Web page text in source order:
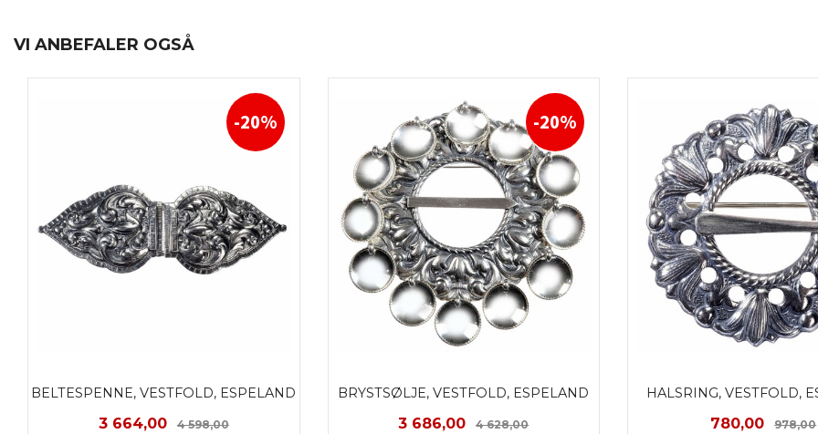
VI ANBEFALER OGSÅ
BELTESPENNE, VESTFOLD, ESPELAND
Tilbud
3 664,00 4 598,00Rabatt
-20%
BRYSTSØLJE, VESTFOLD, ESPELAND
Tilbud
3 686,00 4 628,00Rabatt
-20%
HALSRING, VESTFOLD,
Tilbud
780,00 978,00